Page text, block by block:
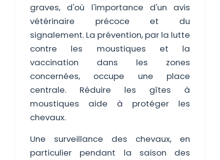
graves, d'où l'importance d'un avis
vétérinaire précoce et du
signalement. La prévention, par la lutte
contre les moustiques et la
vaccination dans les zones
concernées, occupe une place
centrale. Réduire les gîtes à
moustiques aide à protéger les
chevaux.
Une surveillance des chevaux, en
particulier pendant la saison des